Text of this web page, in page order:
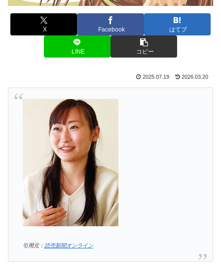
X Facebook はてブ
LINE コピー
2025.07.19 2026.03.20
引用元： 読売新聞オンライン